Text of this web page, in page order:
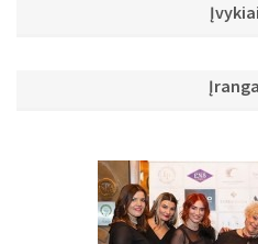
Įvykiai
Įranga